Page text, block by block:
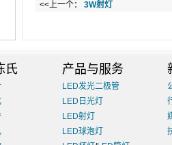
<<上一个： 3W射灯
氏 产品与服务
LED发光二极管
LED日光灯
LED射灯
LED球泡灯